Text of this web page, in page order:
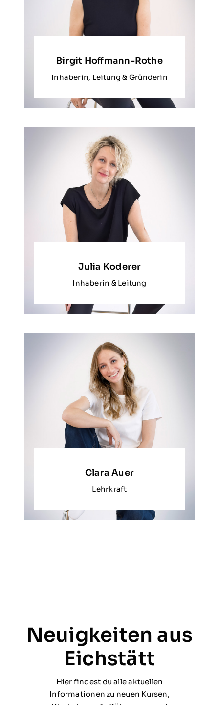
Birgit Hoffmann-Rothe
Inhaberin, Leitung & Gründerin
Julia Koderer
Inhaberin & Leitung
Clara Auer
Lehrkraft
Neuigkeiten aus
Eichstätt
Hier findest du alle aktuellen
Informationen zu neuen Kursen,